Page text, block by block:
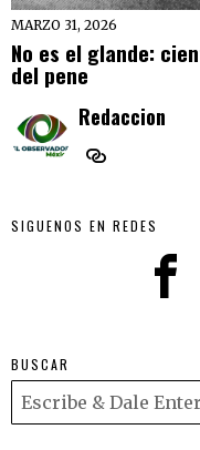
MARZO 31, 2026
No es el glande:
del pene
Redaccion
SIGUENOS EN REDES
BUSCAR